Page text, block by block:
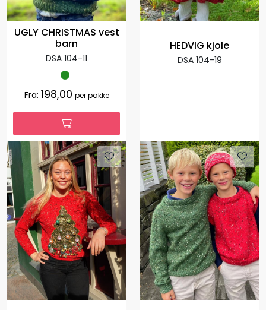
UGLY CHRISTMAS vest
barn
DSA 104-11
Fra: 198,00 per pakke
HEDVIG kjole
DSA 104-19